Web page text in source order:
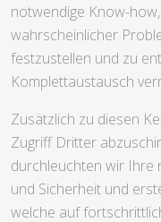
notwendige Know-
wahrscheinlicher
festzustellen und zu
Komplettaustausch
Zusätzlich zu diesen
Zugriff Dritter
durchleuchten wir Ihre
und Sicherheit und
welche auf